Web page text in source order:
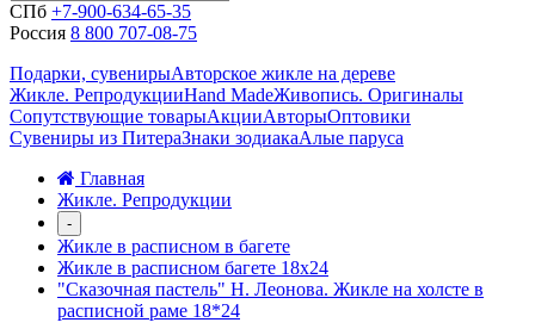
СПб +7-900-634-65-35
Россия 8 800 707-08-75
Подарки, сувенирыАвторское жикле на дереве
Жикле. РепродукцииHand MadeЖивопись. Оригиналы
Сопутствующие товарыАкцииАвторыОптовики
Сувениры из ПитераЗнаки зодиакаАлые паруса
Главная
Жикле. Репродукции
-
Жикле в расписном в багете
Жикле в расписном багете 18х24
"Сказочная пастель" Н. Леонова. Жикле на холсте в
расписной раме 18*24